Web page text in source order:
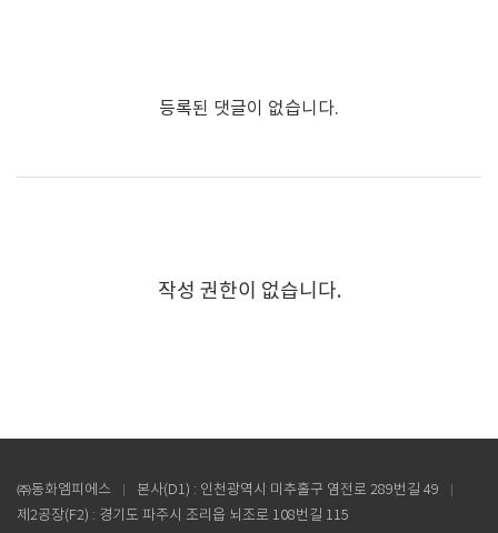
등록된 댓글이 없습니다.
작성 권한이 없습니다.
㈜동화엠피에스
본사(D1) : 인천광역시 미추홀구 염전로 289번길 49
제2공장(F2) : 경기도 파주시 조리읍 뇌조로 108번길 115